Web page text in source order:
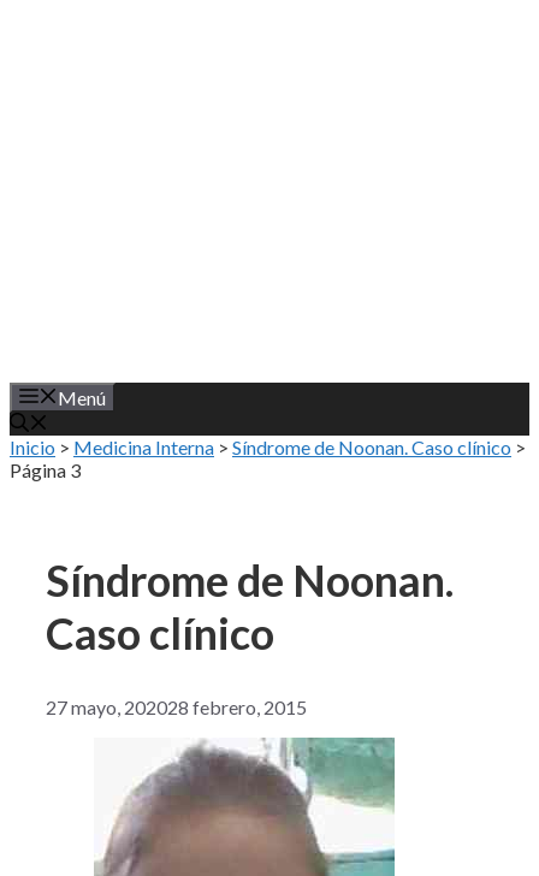
Menú
Inicio > Medicina Interna > Síndrome de Noonan. Caso clínico >
Página 3
Síndrome de Noonan.
Caso clínico
27 mayo, 202028 febrero, 2015